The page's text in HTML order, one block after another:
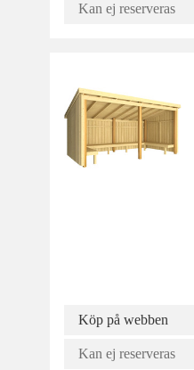
Kan ej reserveras
Köp på webben
Kan ej reserveras